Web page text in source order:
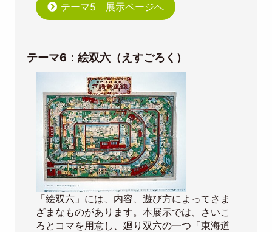
テーマ5 展示ページへ
テーマ6：絵双六（えすごろく）
「絵双六」には、内容、遊び方によってさま
ざまなものがあります。本展示では、さいこ
ろとコマを用意し、廻り双六の一つ「東海道